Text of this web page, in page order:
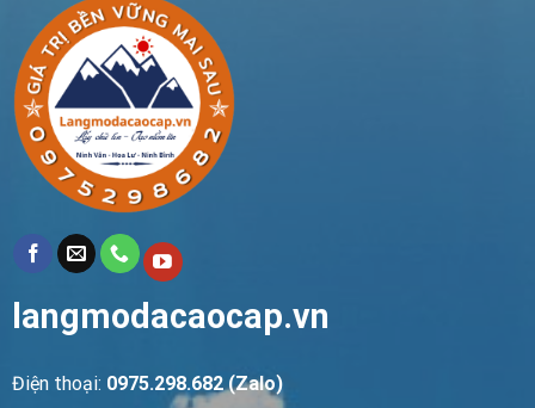
langmodacaocap.vn
Điện thoại: 0975.298.682 (Zalo)